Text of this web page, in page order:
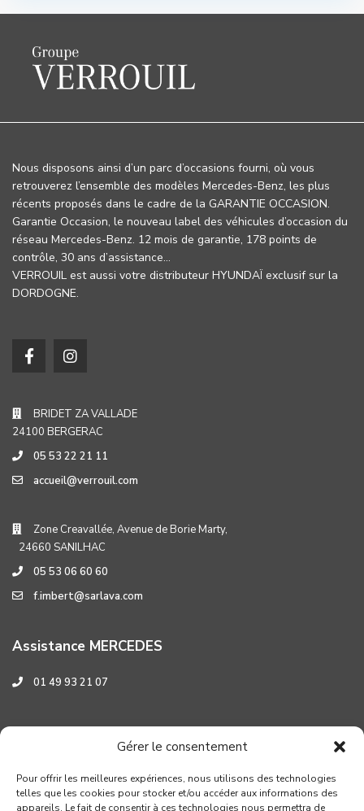
Gérer le consentement
Pour offrir les meilleures expériences, nous utilisons des technologies
telles que les cookies pour stocker et/ou accéder aux informations des
appareils. Le fait de consentir à ces technologies nous permettra de
Nous disposons ainsi d’un parc d’occasions fourni, où vous
retrouverez l’ensemble des modèles Mercedes-Benz, les plus
récents proposés dans le cadre de la GARANTIE OCCASION.
Garantie Occasion, le nouveau label des véhicules d’occasion du
réseau Mercedes-Benz. 12 mois de garantie, 178 points de
contrôle, 30 ans d’assistance…
VERROUIL est aussi votre distributeur HYUNDAÏ exclusif sur la
DORDOGNE.
BRIDET ZA VALLADE
24100 BERGERAC
05 53 22 21 11
accueil@verrouil.com
Zone Creavallée, Avenue de Borie Marty,
24660 SANILHAC
05 53 06 60 60
f.imbert@sarlava.com
Assistance MERCEDES
01 49 93 21 07
Assistance HYUNDAI